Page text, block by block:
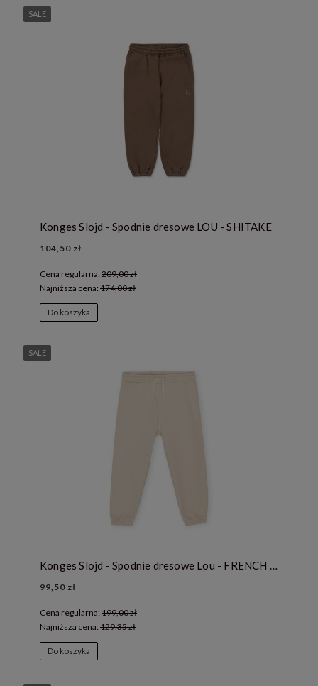
Konges Slojd - Spodnie dresowe LOU - SHITAKE
104,50 zł
Cena regularna: 209,00 zł
Najniższa cena: 174,00 zł
Do koszyka
SALE
Konges Slojd - Spodnie dresowe Lou - FRENCH OAK
99,50 zł
Cena regularna: 199,00 zł
Najniższa cena: 129,35 zł
Do koszyka
SALE